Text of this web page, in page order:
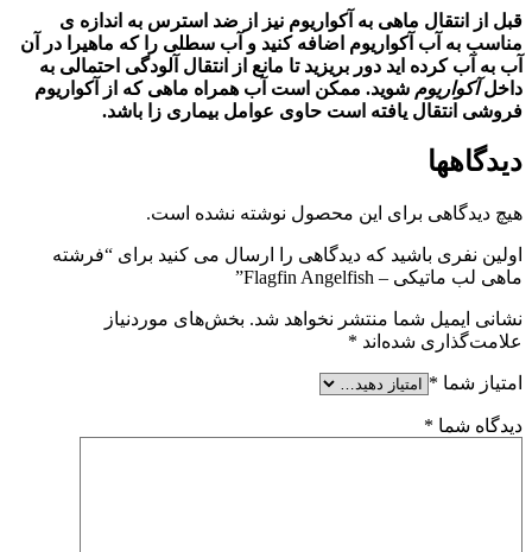
قبل از انتقال ماهی به آکواریوم نیز از ضد استرس به اندازه ی
مناسب به آب آکواریوم اضافه کنید و آب سطلی را که ماهیرا در آن
آب به آب کرده اید دور بریزید تا مانع از انتقال آلودگی احتمالی به
داخلآکواریوم شوید. ممکن است آب همراه ماهی که از
آکواریوم
فروشی انتقال یافته است حاوی عوامل بیماری زا باشد.
دیدگاهها
هیچ دیدگاهی برای این محصول نوشته نشده است.
اولین نفری باشید که دیدگاهی را ارسال می کنید برای “فرشته
ماهی لب ماتیکی – Flagfin Angelfish”
نشانی ایمیل شما منتشر نخواهد شد. بخش‌های موردنیاز
علامت‌گذاری شده‌اند *
امتیاز شما *
دیدگاه شما *